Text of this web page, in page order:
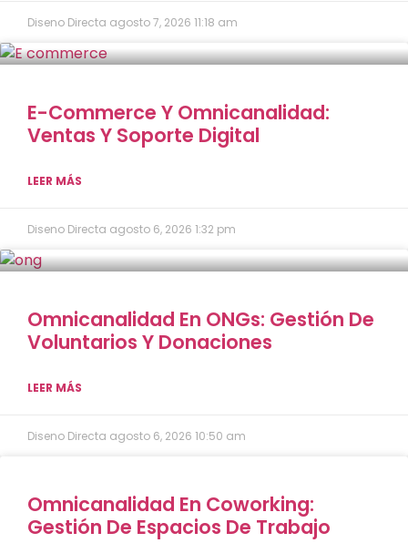
Diseno Directa agosto 7, 2026 11:18 am
E-Commerce Y Omnicanalidad:
Ventas Y Soporte Digital
LEER MÁS
Diseno Directa agosto 6, 2026 1:32 pm
Omnicanalidad En ONGs: Gestión De
Voluntarios Y Donaciones
LEER MÁS
Diseno Directa agosto 6, 2026 10:50 am
Omnicanalidad En Coworking:
Gestión De Espacios De Trabajo